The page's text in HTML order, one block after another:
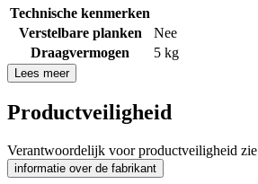
Technische kenmerken
Verstelbare planken
Nee
Draagvermogen
5 kg
Lees meer
Productveiligheid
Verantwoordelijk voor productveiligheid zie
informatie over de fabrikant